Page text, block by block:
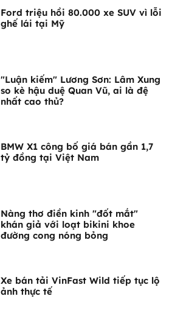
Ford triệu hồi 80.000 xe SUV vì lỗi
ghế lái tại Mỹ
"Luận kiếm" Lương Sơn: Lâm Xung
so kè hậu duệ Quan Vũ, ai là đệ
nhất cao thủ?
BMW X1 công bố giá bán gần 1,7
tỷ đồng tại Việt Nam
Nàng thơ điền kinh "đốt mắt"
khán giả với loạt bikini khoe
đường cong nóng bỏng
Xe bán tải VinFast Wild tiếp tục lộ
ảnh thực tế